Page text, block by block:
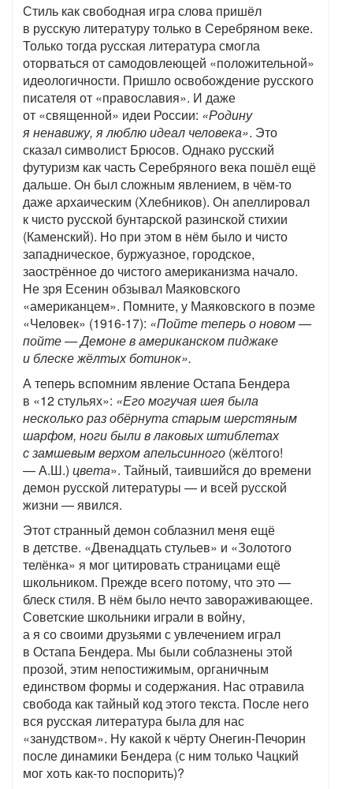
Стиль как свободная игра слова пришёл
в русскую литературу только в Серебряном веке.
Только тогда русская литература смогла
оторваться от самодовлеющей «положительной»
идеологичности. Пришло освобождение русского
писателя от «православия». И даже
от «священной» идеи России: «Родину
я ненавижу, я люблю идеал человека». Это
сказал символист Брюсов. Однако русский
футуризм как часть Серебряного века пошёл ещё
дальше. Он был сложным явлением, в чём-то
даже архаическим (Хлебников). Он апеллировал
к чисто русской бунтарской разинской стихии
(Каменский). Но при этом в нём было и чисто
западническое, буржуазное, городское,
заострённое до чистого американизма начало.
Не зря Есенин обзывал Маяковского
«американцем». Помните, у Маяковского в поэме
«Человек» (1916-17): «Пойте теперь о новом —
пойте — Демоне в американском пиджаке
и блеске жёлтых ботинок».
А теперь вспомним явление Остапа Бендера
в «12 стульях»: «Его могучая шея была
несколько раз обёрнута старым шерстяным
шарфом, ноги были в лаковых штиблетах
с замшевым верхом апельсинного (жёлтого!
— А.Ш.) цвета». Тайный, таившийся до времени
демон русской литературы — и всей русской
жизни — явился.
Этот странный демон соблазнил меня ещё
в детстве. «Двенадцать стульев» и «Золотого
телёнка» я мог цитировать страницами ещё
школьником. Прежде всего потому, что это —
блеск стиля. В нём было нечто завораживающее.
Советские школьники играли в войну,
а я со своими друзьями с увлечением играл
в Остапа Бендера. Мы были соблазнены этой
прозой, этим непостижимым, органичным
единством формы и содержания. Нас отравила
свобода как тайный код этого текста. После него
вся русская литература была для нас
«занудством». Ну какой к чёрту Онегин-Печорин
после динамики Бендера (с ним только Чацкий
мог хоть как-то поспорить)?